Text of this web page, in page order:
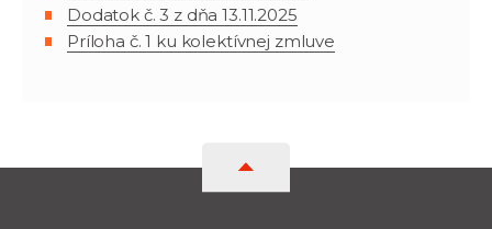
Dodatok č. 3 z dňa 13.11.2025
Príloha č. 1 ku kolektívnej zmluve